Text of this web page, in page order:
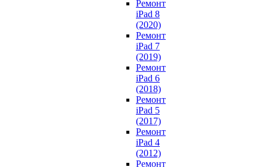
Ремонт
iPad 8
(2020)
Ремонт
iPad 7
(2019)
Ремонт
iPad 6
(2018)
Ремонт
iPad 5
(2017)
Ремонт
iPad 4
(2012)
Ремонт